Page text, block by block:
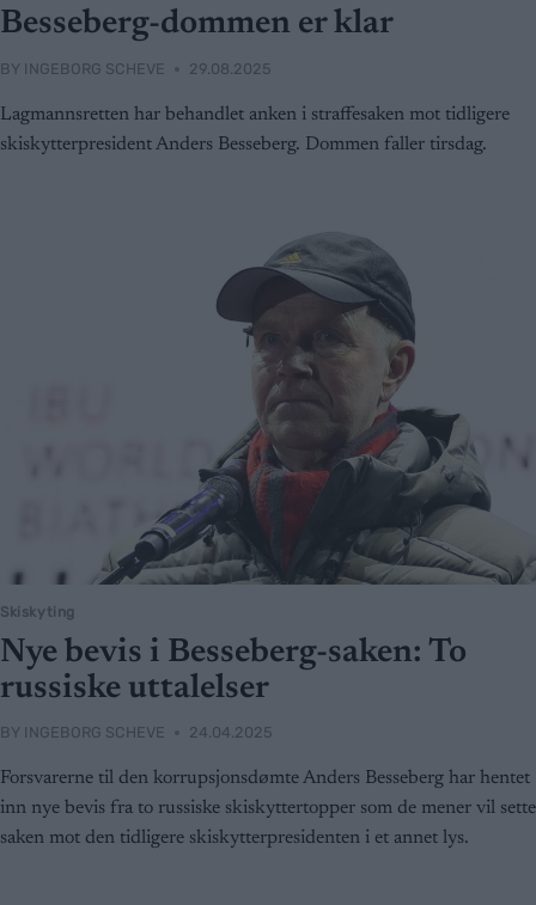
Besseberg-dommen er klar
BY INGEBORG SCHEVE 29.08.2025
Lagmannsretten har behandlet anken i straffesaken mot tidligere
skiskytterpresident Anders Besseberg. Dommen faller tirsdag.
Skiskyting
Nye bevis i Besseberg-saken: To
russiske uttalelser
BY INGEBORG SCHEVE 24.04.2025
Forsvarerne til den korrupsjonsdømte Anders Besseberg har hentet
inn nye bevis fra to russiske skiskyttertopper som de mener vil sette
saken mot den tidligere skiskytterpresidenten i et annet lys.